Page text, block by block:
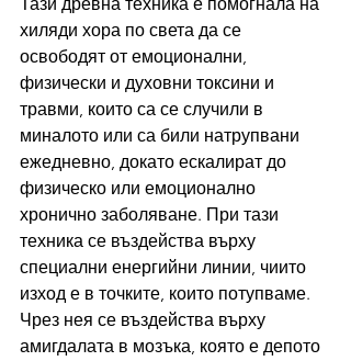
хиляди хора по света да се
освободят от емоционални,
физически и духовни токсини и
травми, които са се случили в
миналото или са били натрупвани
ежедневно, докато ескалират до
физическо или емоционално
хронично заболяване. При тази
техника се въздейства върху
специални енергийни линии, чиито
изход е в точките, които потупваме.
Чрез нея се въздейства върху
амигдалата в мозъка, която е депото